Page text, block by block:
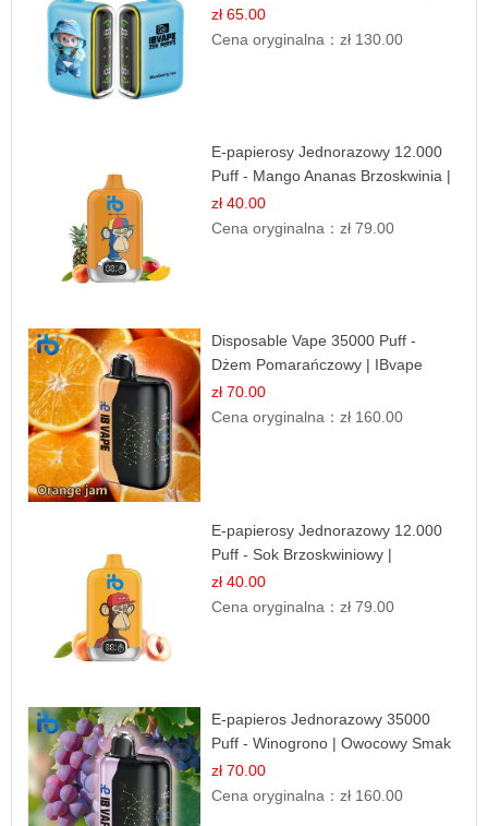
Smak
zł 65.00
Cena oryginalna：zł 130.00
E-papierosy Jednorazowy 12.000
Puff - Mango Ananas Brzoskwinia |
Tropikalna Mieszanka
zł 40.00
Cena oryginalna：zł 79.00
Disposable Vape 35000 Puff -
Dżem Pomarańczowy | IBvape
zł 70.00
Cena oryginalna：zł 160.00
E-papierosy Jednorazowy 12.000
Puff - Sok Brzoskwiniowy |
Owocowa Świeżość
zł 40.00
Cena oryginalna：zł 79.00
E-papieros Jednorazowy 35000
Puff - Winogrono | Owocowy Smak
zł 70.00
Cena oryginalna：zł 160.00